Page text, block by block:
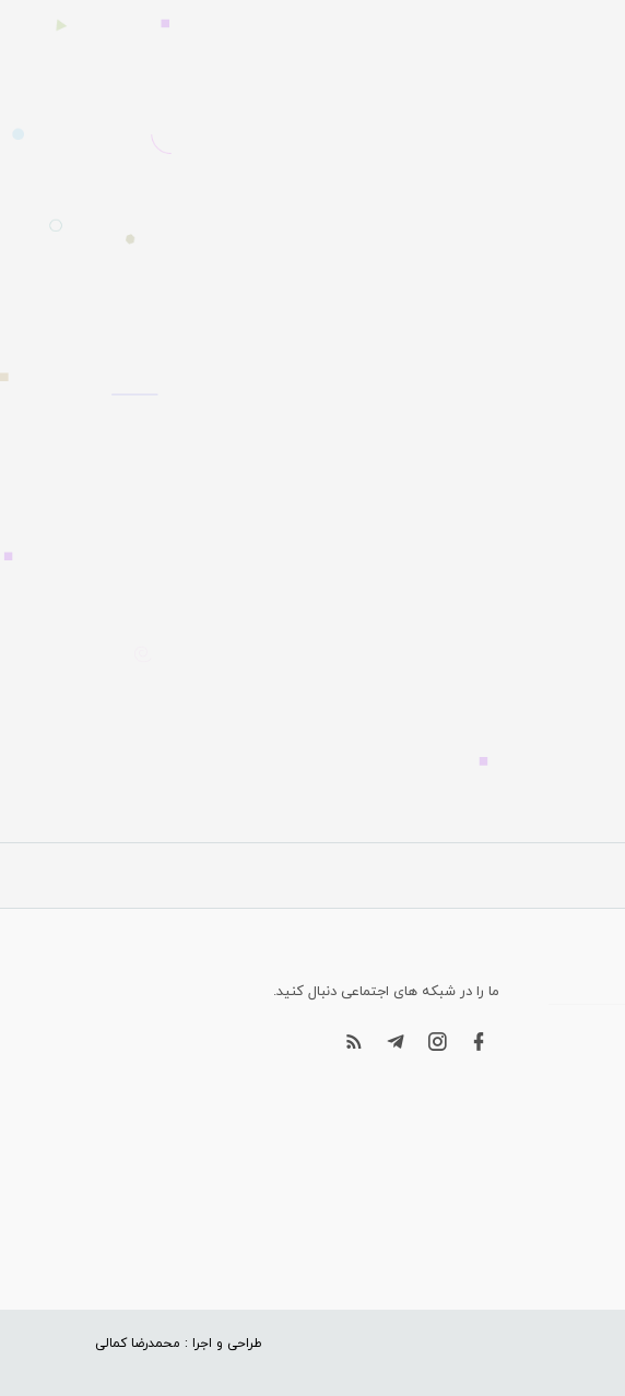
ما را در شبکه های اجتماعی دنبال کنید.
طراحی و اجرا : محمدرضا کمالی